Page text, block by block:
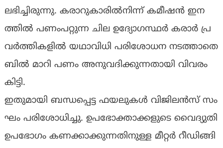
ല​ഭി​ച്ചി​രു​ന്നു. ക​രാ​റു​കാ​രി​ൽ​നി​ന്ന് ക​മീ​ഷ​ൻ ഇ​ന​
ത്തി​ൽ പ​ണം​പ​റ്റു​ന്ന ചി​ല ഉ​ദ്യോ​ഗ​സ്ഥ​ർ ക​രാ​ർ പ്ര​
വ​ർ​ത്തി​ക​ളി​ൽ യ​ഥാ​വി​ധി പ​രി​ശോ​ധ​ന ന​ട​ത്താ​തെ
ബി​ൽ മാ​റി പ​ണം അ​നു​വ​ദി​ക്കു​ന്ന​താ​യി വി​വ​രം
കി​ട്ടി.
ഇ​തു​മാ​യി ബ​ന്ധ​പ്പെ​ട്ട ഫ​യ​ലു​ക​ൾ വി​ജി​ല​ൻ​സ്​ സം​
ഘം പ​രി​ശോ​ധി​ച്ചു. ഉ​പ​ഭോ​ക്താ​ക്ക​ളു​ടെ വൈ​ദ്യു​തി
ഉ​പ​ഭോ​ഗം ക​ണ​ക്കാ​ക്കു​ന്ന​തി​നു​ള്ള മീ​റ്റ​ർ റീ​ഡി​ങ്ങി​